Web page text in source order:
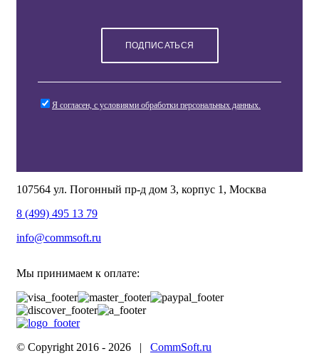
Я согласен, с условиями обработки персональных данных.
107564 ул. Погонный пр-д дом 3, корпус 1, Москва
8 (499) 495 13 79
info@commsoft.ru
Мы принимаем к оплате:
© Copyright 2016 - 2026 | CommSoft.ru